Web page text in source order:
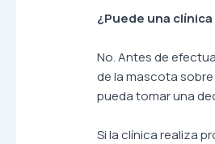
¿Puede una
No. Antes de
de la mascota
pueda tomar una
Si la clínica realiza